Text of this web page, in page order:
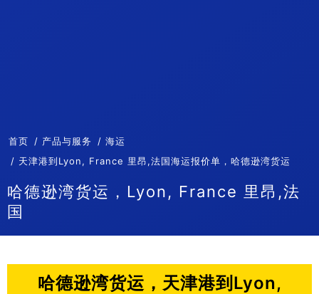
首页 产品与服务
海运
天津港到Lyon, France 里昂,法国海运报价单，哈德逊湾货运
哈德逊湾货运，Lyon, France 里昂,法
国
哈德逊湾货运，天津港到Lyon,